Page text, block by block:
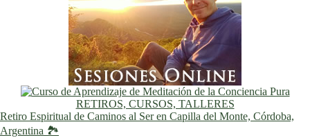
RETIROS, CURSOS, TALLERES
Retiro Espiritual de Caminos al Ser en Capilla del Monte, Córdoba,
Argentina 🏞️